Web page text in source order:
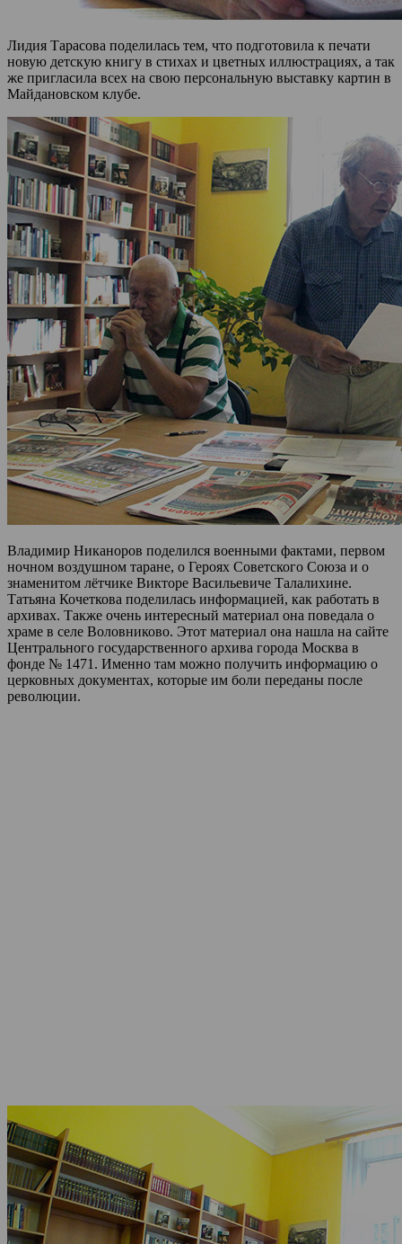
Лидия Тарасова поделилась тем, что подготовила к печати
новую детскую книгу в стихах и цветных иллюстрациях, а так
же пригласила всех на свою персональную выставку картин в
Майдановском клубе.
Владимир Никаноров поделился военными фактами, первом
ночном воздушном таране, о Героях Советского Союза и о
знаменитом лётчике Викторе Васильевиче Талалихине.
Татьяна Кочеткова поделилась информацией, как работать в
архивах. Также очень интересный материал она поведала о
храме в селе Воловниково. Этот материал она нашла на сайте
Центрального государственного архива города Москва в
фонде № 1471. Именно там можно получить информацию о
церковных документах, которые им боли переданы после
революции.